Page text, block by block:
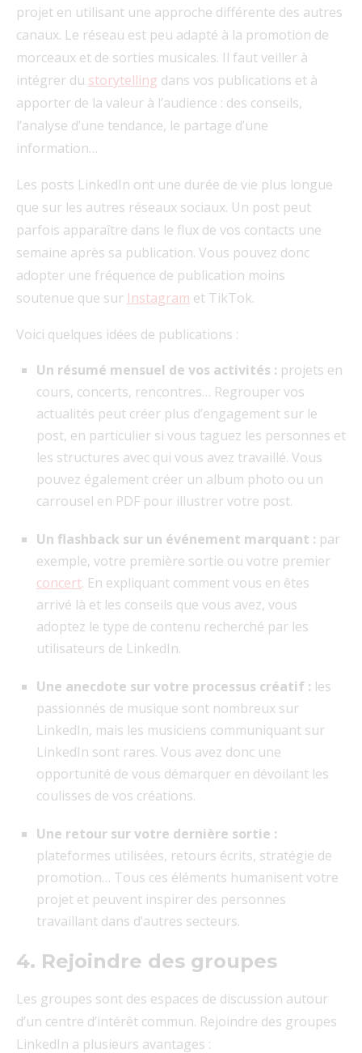
projet en utilisant une approche différente des autres
canaux. Le réseau est peu adapté à la promotion de
morceaux et de sorties musicales. Il faut veiller à
intégrer du storytelling dans vos publications et à
apporter de la valeur à l’audience : des conseils,
l’analyse d’une tendance, le partage d’une
information…
Les posts LinkedIn ont une durée de vie plus longue
que sur les autres réseaux sociaux. Un post peut
parfois apparaître dans le flux de vos contacts une
semaine après sa publication. Vous pouvez donc
adopter une fréquence de publication moins
soutenue que sur Instagram et TikTok.
Voici quelques idées de publications :
Un résumé mensuel de vos activités : projets en
cours, concerts, rencontres… Regrouper vos
actualités peut créer plus d’engagement sur le
post, en particulier si vous taguez les personnes et
les structures avec qui vous avez travaillé. Vous
pouvez également créer un album photo ou un
carrousel en PDF pour illustrer votre post.
Un flashback sur un événement marquant : par
exemple, votre première sortie ou votre premier
concert. En expliquant comment vous en êtes
arrivé là et les conseils que vous avez, vous
adoptez le type de contenu recherché par les
utilisateurs de LinkedIn.
Une anecdote sur votre processus créatif : les
passionnés de musique sont nombreux sur
LinkedIn, mais les musiciens communiquant sur
LinkedIn sont rares. Vous avez donc une
opportunité de vous démarquer en dévoilant les
coulisses de vos créations.
Une retour sur votre dernière sortie :
plateformes utilisées, retours écrits, stratégie de
promotion… Tous ces éléments humanisent votre
projet et peuvent inspirer des personnes
travaillant dans d’autres secteurs.
4. Rejoindre des groupes
Les groupes sont des espaces de discussion autour
d’un centre d’intérêt commun. Rejoindre des groupes
LinkedIn a plusieurs avantages :